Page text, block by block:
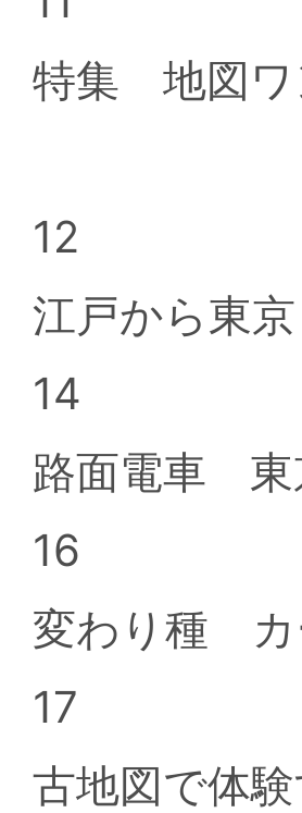
特集 地図ワ
12
江戸から東
14
路面電車 東
16
変わり種 カ
17
古地図で体